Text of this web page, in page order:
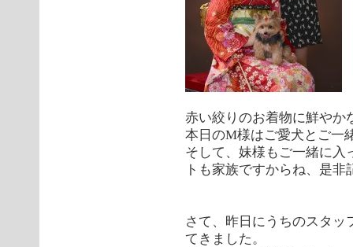
赤い絞りのお着物に鮮やか
本日のM様はご愛犬とご一
そして、妹様もご一緒に入
トも家族ですからね、是
さて、昨日にうちのスタ
てきました。